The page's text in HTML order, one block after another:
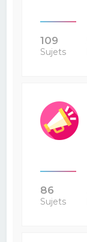
109
Sujets
86
Sujets